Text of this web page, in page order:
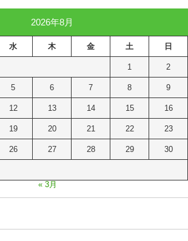
2026年8月
水 木 金 土 日
1 2
5 6 7 8 9
12 13 14 15 16
19 20 21 22 23
26 27 28 29 30
« 3月